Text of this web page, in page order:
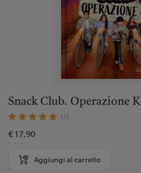
Snack Club. Operazione K
(1)
€ 17,90
Aggiungi al carrello